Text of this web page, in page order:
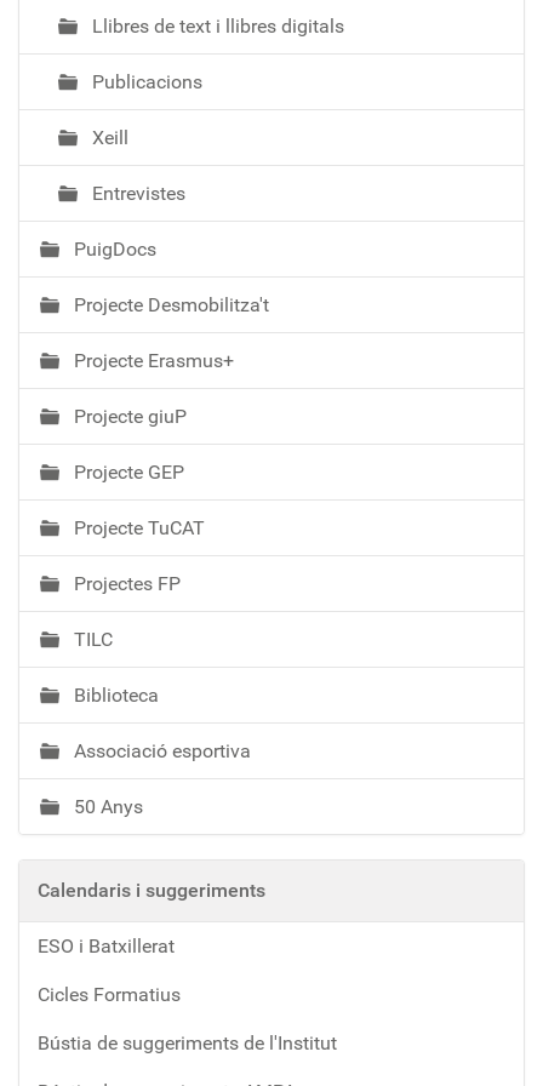
Llibres de text i llibres digitals
Publicacions
Xeill
Entrevistes
PuigDocs
Projecte Desmobilitza't
Projecte Erasmus+
Projecte giuP
Projecte GEP
Projecte TuCAT
Projectes FP
TILC
Biblioteca
Associació esportiva
50 Anys
Calendaris i suggeriments
ESO i Batxillerat
Cicles Formatius
Bústia de suggeriments de l'Institut